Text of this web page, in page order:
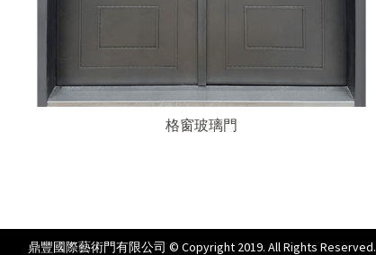
格窗玻璃門
鼎豐國際藝術門有限公司 © Copyright 2019. All Rights Reserved.